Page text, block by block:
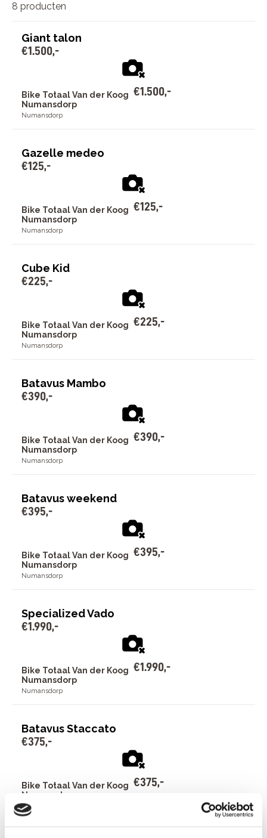
8 producten
Giant talon
€1 .500,-
Bike Totaal Van der Koog
Numansdorp
Numansdorp
€1 .500,-
Gazelle medeo
€125,-
Bike Totaal Van der Koog
Numansdorp
Numansdorp
€125,-
Cube Kid
€225,-
Bike Totaal Van der Koog
Numansdorp
Numansdorp
€225,-
Batavus Mambo
€390,-
Bike Totaal Van der Koog
Numansdorp
Numansdorp
€390,-
Batavus weekend
€395,-
Bike Totaal Van der Koog
Numansdorp
Numansdorp
€395,-
Specialized Vado
€1 .990,-
Bike Totaal Van der Koog
Numansdorp
Numansdorp
€1 .990,-
Batavus Staccato
€375,-
Bike Totaal Van der Koog
Numansdorp
Numansdorp
€375,-